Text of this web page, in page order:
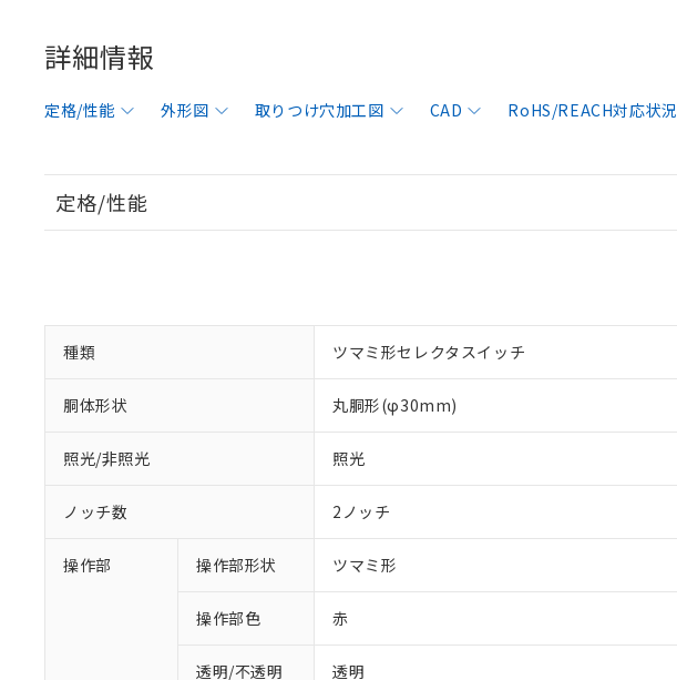
詳細情報
定格/性能 外形図 取りつけ穴加工図 CAD RoHS/REACH対応状況
定格/性能
種類 ツマミ形セレクタスイッチ
胴体形状 丸胴形(φ30mm)
照光/非照光 照光
ノッチ数 2ノッチ
操作部 操作部形状 ツマミ形
操作部色 赤
透明/不透明 透明